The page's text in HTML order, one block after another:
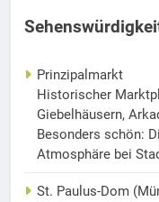
Prinzipalmarkt
Historischer
Giebelhäusern,
Besonders schön:
Atmosphäre bei
St. Paulus-Dom